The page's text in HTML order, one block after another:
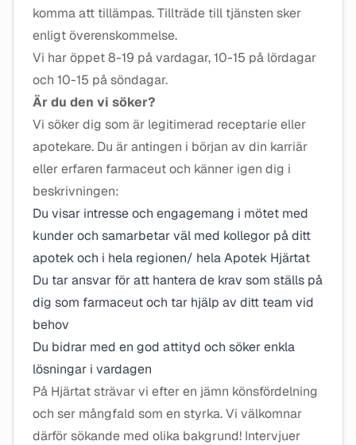
komma att tillämpas. Tillträde till tjänsten sker
enligt överenskommelse.
Vi har öppet 8-19 på vardagar, 10-15 på lördagar
och 10-15 på söndagar.
Är du den vi söker?
Vi söker dig som är legitimerad receptarie eller
apotekare. Du är antingen i början av din karriär
eller erfaren farmaceut och känner igen dig i
beskrivningen:
Du visar intresse och engagemang i mötet med
kunder och samarbetar väl med kollegor på ditt
apotek och i hela regionen/ hela Apotek Hjärtat
Du tar ansvar för att hantera de krav som ställs på
dig som farmaceut och tar hjälp av ditt team vid
behov
Du bidrar med en god attityd och söker enkla
lösningar i vardagen
På Hjärtat strävar vi efter en jämn könsfördelning
och ser mångfald som en styrka. Vi välkomnar
därför sökande med olika bakgrund! Intervjuer